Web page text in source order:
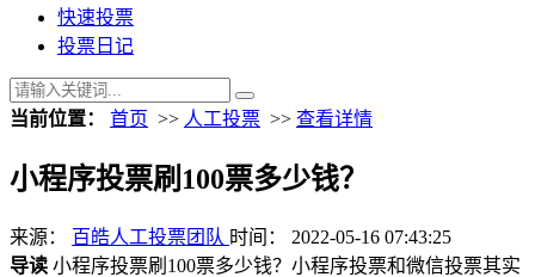
快速投票
投票日记
当前位置： 首页 >> 人工投票 >> 查看详情
小程序投票刷100票多少钱？
来源： 百皓人工投票团队 时间： 2022-05-16 07:43:25
导读 小程序投票刷100票多少钱？小程序投票和微信投票其实